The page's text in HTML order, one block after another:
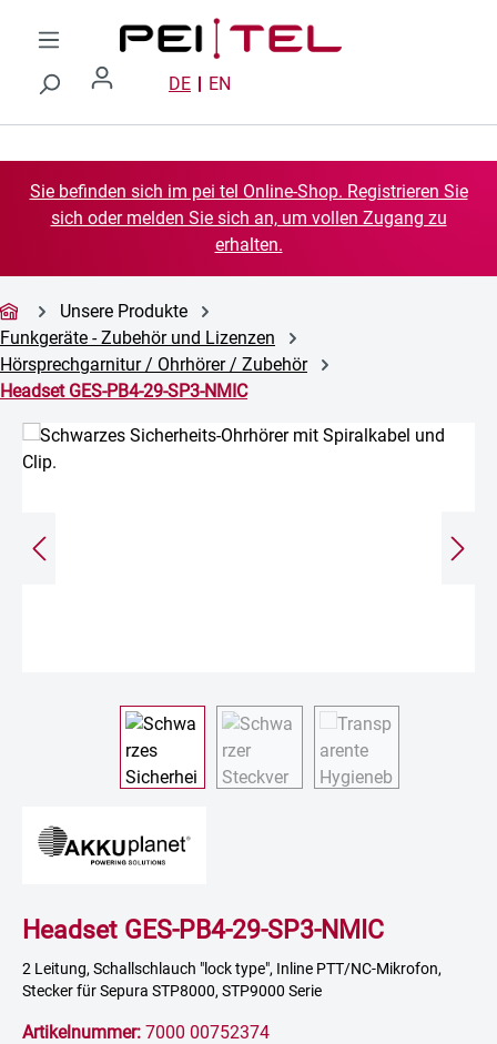
Zum Hauptinhalt springen
DE EN
Sie befinden sich im pei tel Online-Shop. Registrieren Sie
sich oder melden Sie sich an, um vollen Zugang zu
erhalten.
Unsere Produkte
Funkgeräte - Zubehör und Lizenzen
Hörsprechgarnitur / Ohrhörer / Zubehör
Headset GES-PB4-29-SP3-NMIC
Bildergalerie überspringen
Headset GES-PB4-29-SP3-NMIC
2 Leitung, Schallschlauch "lock type", Inline PTT/NC-Mikrofon,
Stecker für Sepura STP8000, STP9000 Serie
Artikelnummer: 7000 00752374